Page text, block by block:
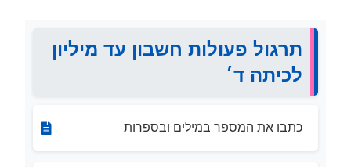
תרגול פעולות חשבון עד מיליון
לכיתה ד׳
כתבו את המספר במילים ובספרות